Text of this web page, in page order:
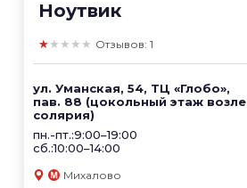
Ноутвик
★★★★★ Отзывов: 1
ул. Уманская, 54, ТЦ «Глобо»,
пав. 88 (цокольный этаж возле
солярия)
пн.-пт.:9:00–19:00
сб.:10:00–14:00
Михалово